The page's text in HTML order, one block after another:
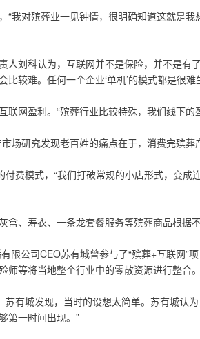
“我对殡葬业一见钟情，很明确知道这就是
人刘科认为，互联网并不是保险，并不是
比较难。任何一个企业‘单机’的模式都是很难
联网盈利。“殡葬行业比较特殊，我们线下
场研究发现老百姓的痛点在于，消费完殡
付费模式，“我们打破常规的小店形式，变
盒、寿衣、一条龙套餐服务等殡葬商品根据
限公司CEO苏有城曾参与了“殡葬+互联网
师等将当地整个行业中的零散资源进行整合
苏有城发现，当时的设想太简单。苏有城
第一时间出现。”